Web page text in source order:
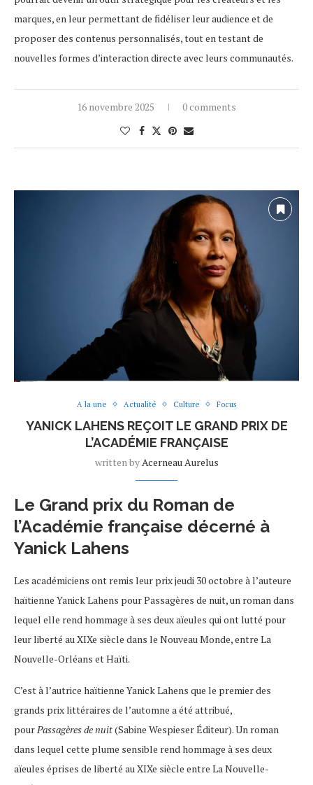
marques, en leur permettant de fidéliser leur audience et de
proposer des contenus personnalisés, tout en testant de
nouvelles formes d’interaction directe avec leurs communautés.
16 novembre 2025 0 comments
A la une Actualité Culture Focus
YANICK LAHENS REÇOIT LE GRAND PRIX DE
L’ACADÉMIE FRANÇAISE
written byAcerneau Aurelus
Le Grand prix du Roman de
l’Académie française décerné à
Yanick Lahens
Les académiciens ont remis leur prix jeudi 30 octobre à l’auteure
haïtienne Yanick Lahens pour Passagères de nuit, un roman dans
lequel elle rend hommage à ses deux aïeules qui ont lutté pour
leur liberté au XIXe siècle dans le Nouveau Monde, entre La
Nouvelle-Orléans et Haïti.
C’est à l’autrice haïtienne Yanick Lahens que le premier des
grands prix littéraires de l’automne a été attribué,
pourPassagères de nuit(Sabine Wespieser Éditeur). Un roman
dans lequel cette plume sensible rend hommage à ses deux
aïeules éprises de liberté au XIXe siècle entre La Nouvelle-